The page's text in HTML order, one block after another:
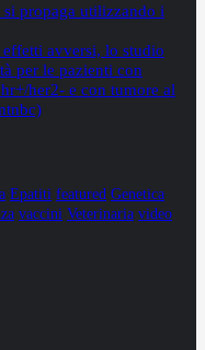
propaga utilizzando i
avversi, lo studio
per le pazienti con
her2- e con tumore al
Epatiti featured Genetica
vaccini Veterinaria video